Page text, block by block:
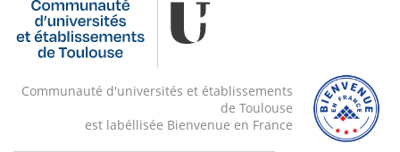
Communauté d'universités et établissements
de Toulouse
est labéllisée Bienvenue en France